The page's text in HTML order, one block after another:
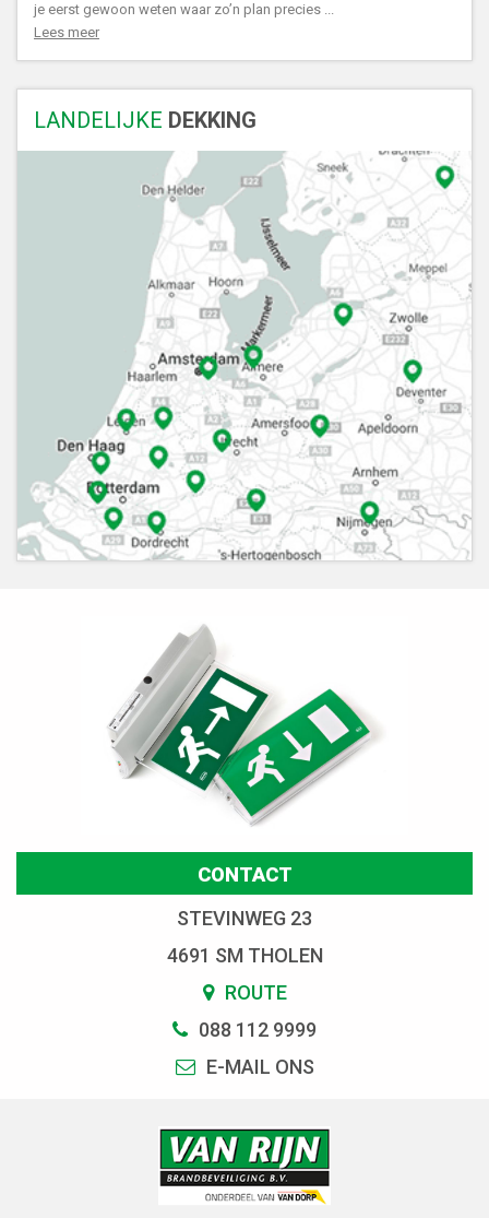
je eerst gewoon weten waar zo’n plan precies ...
Lees meer
LANDELIJKE DEKKING
CONTACT
STEVINWEG 23
4691 SM THOLEN
ROUTE
088 112 9999
E-MAIL ONS